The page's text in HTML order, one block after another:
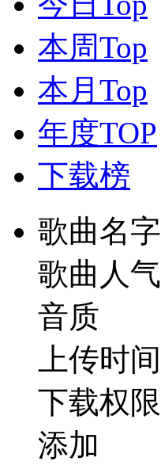
本周Top
本月Top
年度TOP
下载榜
歌曲名字
歌曲人气
音质
上传时间
下载权限
添加